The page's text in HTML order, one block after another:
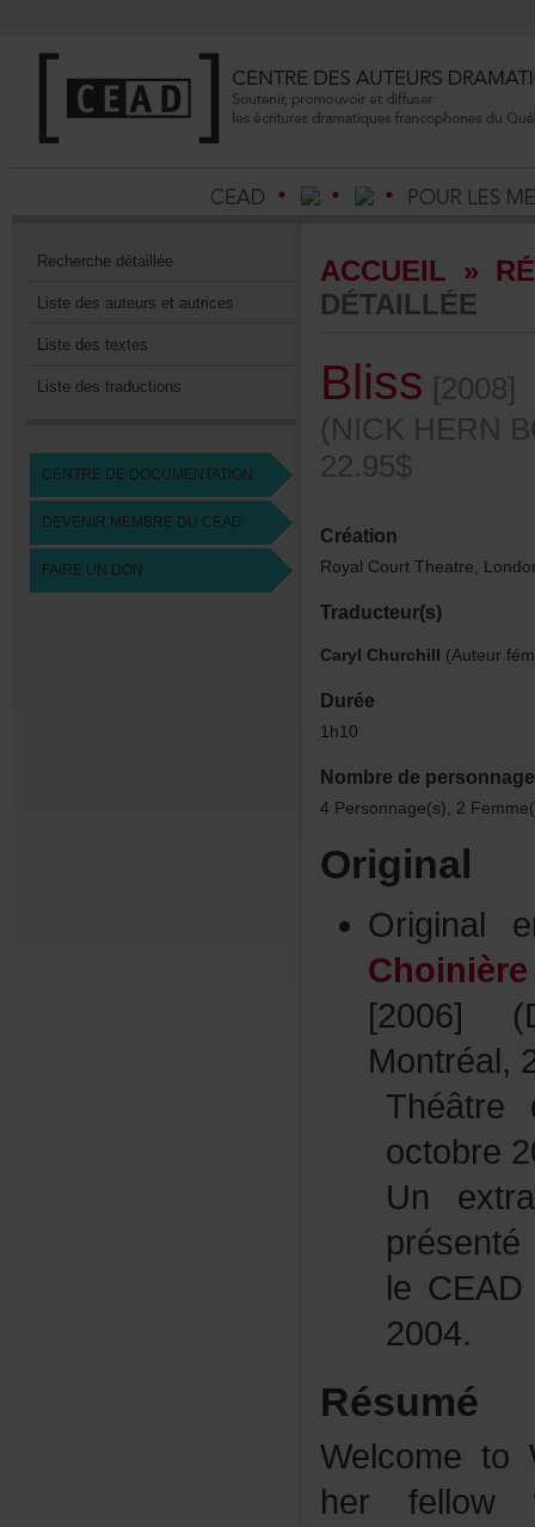
Recherchedétaillée
Listedesauteursetautrices
Listedestextes
Listedestraductions
CENTREDEDOCUMENTATION
DEVENIRMEMBREDUCEAD
FAIREUNDON
ACCUEIL »
DÉTAILLÉE
Bliss [2008]
22.95$
Création
Traducteur(s)
CarylChurchill
Durée
1h10
Original
Choinière
2004.
Résumé